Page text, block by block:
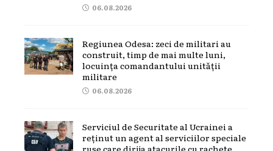
06.08.2026
Regiunea Odesa: zeci de militari au
construit, timp de mai multe luni,
locuința comandantului unității
militare
06.08.2026
Serviciul de Securitate al Ucrainei a
reținut un agent al serviciilor speciale
ruse care dirija atacurile cu rachete